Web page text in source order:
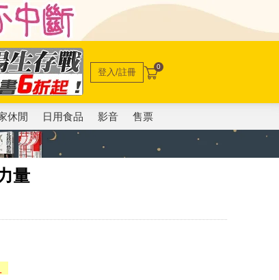
登入/註冊 0
休閒 日用食品 影音 售票
量